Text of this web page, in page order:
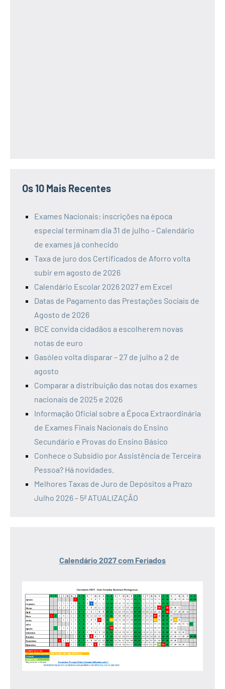
Os 10 Mais Recentes
Exames Nacionais: inscrições na época
especial terminam dia 31 de julho – Calendário
de exames já conhecido
Taxa de juro dos Certificados de Aforro volta
subir em agosto de 2026
Calendário Escolar 2026 2027 em Excel
Datas de Pagamento das Prestações Sociais de
Agosto de 2026
BCE convida cidadãos a escolherem novas
notas de euro
Gasóleo volta disparar – 27 de julho a 2 de
agosto
Comparar a distribuição das notas dos exames
nacionais de 2025 e 2026
Informação Oficial sobre a Época Extraordinária
de Exames Finais Nacionais do Ensino
Secundário e Provas do Ensino Básico
Conhece o Subsídio por Assistência de Terceira
Pessoa? Há novidades.
Melhores Taxas de Juro de Depósitos a Prazo
Julho 2026 – 5ª ATUALIZAÇÃO
Calendário 2027 com Feriados